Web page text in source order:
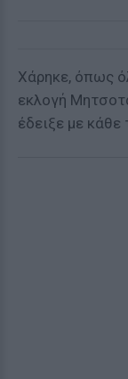
Χάρηκε, όπως
εκλογή
έδειξε με κάθε